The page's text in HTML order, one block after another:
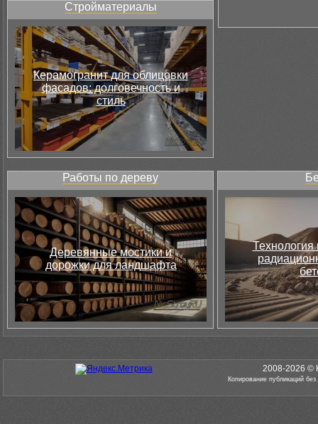
Стройматериалы
Керамогранит для облицовки
фасадов: долговечность и
стиль
Работы по дереву
Деревянные мостики и
дорожки для ландшафта
Технология
2008-2026 ©
Копирование публикаций